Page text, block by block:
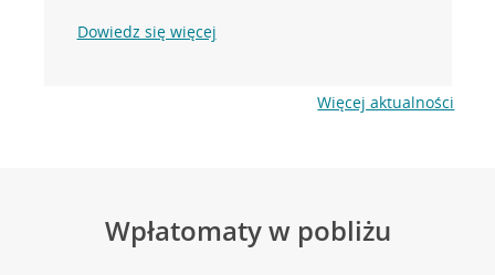
Dowiedz się więcej
Więcej aktualności
Wpłatomaty w pobliżu